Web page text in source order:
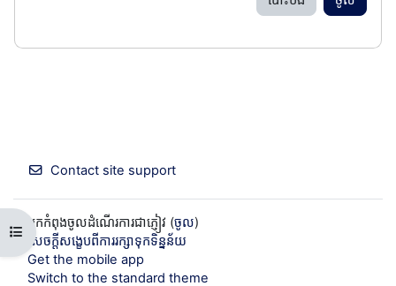
Open course index
Contact site support
អ្នកកំពុងចូលដំណើរការជាភ្ញៀវ (ចូល)
សេចក្តីសង្ខេបពីការរក្សាទុកទិន្នន័យ
Get the mobile app
Switch to the standard theme